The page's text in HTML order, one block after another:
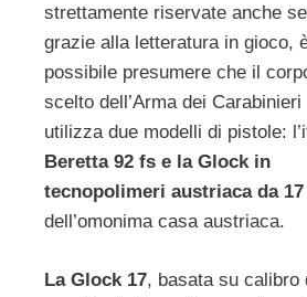
strettamente riservate anche
grazie alla letteratura in gioco,
possibile presumere che il
scelto dell’Arma dei Carabinieri
utilizza due modelli di pistole:
Beretta 92 fs e la Glock in
tecnopolimeri austriaca da 17
dell’omonima casa austriaca.
La Glock 17, basata su calibro